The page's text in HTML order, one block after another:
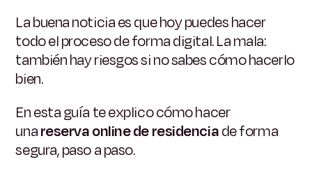
La buena noticia es que hoy puedes hacer
todo el proceso de forma digital.La mala:
también hay riesgos si no sabes cómo hacerlo
bien.
En esta guía te explico cómo hacer
unareserva online de residenciade forma
segura, paso a paso.